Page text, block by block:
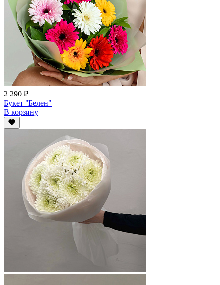
2 290 ₽
Букет "Белен"
В корзину